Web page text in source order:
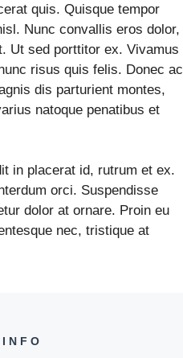
quis. Quisque tempor
Nunc convallis eros dolor,
Ut sed porttitor ex. Vivamus
risus quis felis. Donec ac
dis parturient montes,
natoque penatibus et
in placerat id, rutrum et ex.
orci. Suspendisse
dolor at ornare. Proin eu
nec, tristique at
INFO